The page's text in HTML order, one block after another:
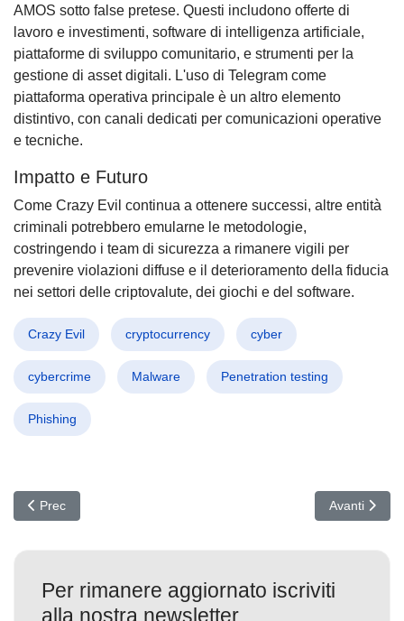
AMOS sotto false pretese. Questi includono offerte di
lavoro e investimenti, software di intelligenza artificiale,
piattaforme di sviluppo comunitario, e strumenti per la
gestione di asset digitali. L'uso di Telegram come
piattaforma operativa principale è un altro elemento
distintivo, con canali dedicati per comunicazioni operative
e tecniche.
Impatto e Futuro
Come Crazy Evil continua a ottenere successi, altre entità
criminali potrebbero emularne le metodologie,
costringendo i team di sicurezza a rimanere vigili per
prevenire violazioni diffuse e il deterioramento della fiducia
nei settori delle criptovalute, dei giochi e del software.
Crazy Evil cryptocurrency cyber
cybercrime Malware Penetration testing
Phishing
Articolo precedente: Cyber Sicurezza Rivoluzionata: Come
Prec Articolo
Avanti
Per rimanere aggiornato iscriviti
alla nostra newsletter